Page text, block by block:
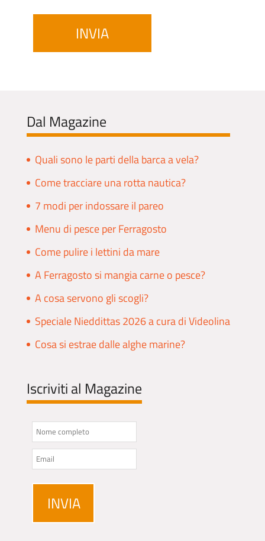
Dal Magazine
Quali sono le parti della barca a vela?
Come tracciare una rotta nautica?
7 modi per indossare il pareo
Menu di pesce per Ferragosto
Come pulire i lettini da mare
A Ferragosto si mangia carne o pesce?
A cosa servono gli scogli?
Speciale Nieddittas 2026 a cura di Videolina
Cosa si estrae dalle alghe marine?
Iscriviti al Magazine